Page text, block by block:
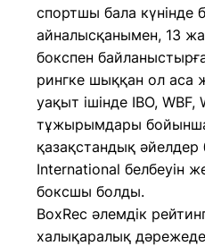
спортшы бала күнінде
айналысқанымен, 13
бокспен
рингке шыққан ол аса
уақыт ішінде IBO, WBF,
тұжырымдары
қазақстандық
International белбеуін
боксшы болды.
BoxRec әлемдік
халықаралық